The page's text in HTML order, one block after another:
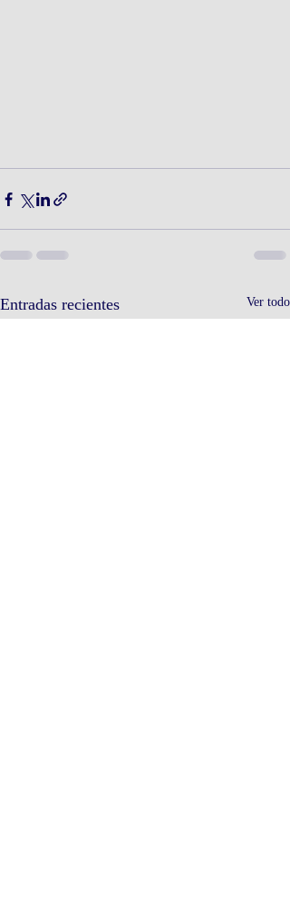
Entradas recientes Ver todo